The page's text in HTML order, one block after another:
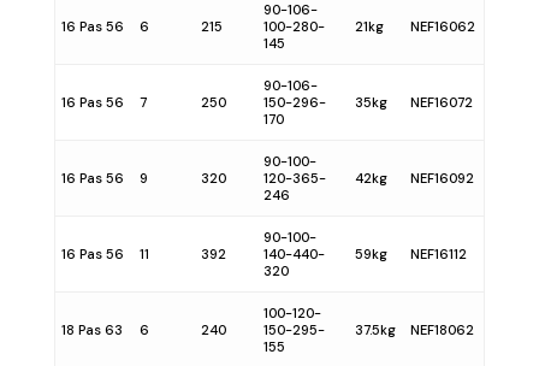
16 Pas 56 6 215
90-106-
100-280-
145
21kg NEF16062
16 Pas 56 7 250
90-106-
150-296-
170
35kg NEF16072
16 Pas 56 9 320
90-100-
120-365-
246
42kg NEF16092
16 Pas 56 11 392
90-100-
140-440-
320
59kg NEF16112
18 Pas 63 6 240
100-120-
150-295-
155
37.5kg NEF18062